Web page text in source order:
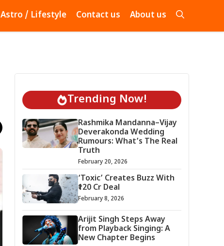
Astro / Lifestyle Contact us About us
Trending Now!
Rashmika Mandanna–Vijay
Deverakonda Wedding
Rumours: What’s The Real
Truth
February 20, 2026
‘Toxic’ Creates Buzz With
₹120 Cr Deal
February 8, 2026
Arijit Singh Steps Away
from Playback Singing: A
New Chapter Begins